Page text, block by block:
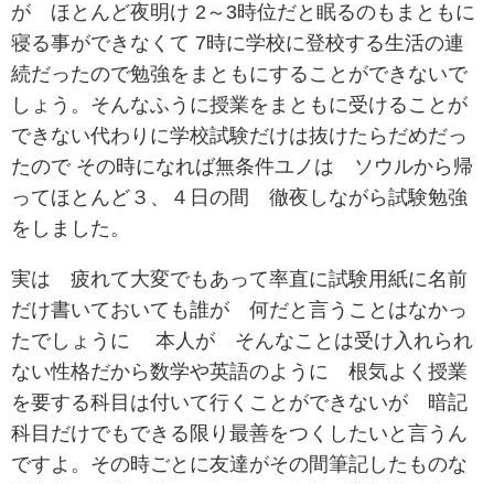
が ほとんど夜明け 2～3時位だと眠るのもまともに
寝る事ができなくて 7時に学校に登校する生活の連
続だったので勉強をまともにすることができないで
しょう。そんなふうに授業をまともに受けることが
できない代わりに学校試験だけは抜けたらだめだっ
たので その時になれば無条件ユノは ソウルから帰
ってほとんど３、４日の間 徹夜しながら試験勉強
をしました。
実は 疲れて大変でもあって率直に試験用紙に名前
だけ書いておいても誰が 何だと言うことはなかっ
たでしょうに 本人が そんなことは受け入れられ
ない性格だから数学や英語のように 根気よく授業
を要する科目は付いて行くことができないが 暗記
科目だけでもできる限り最善をつくしたいと言うん
ですよ。その時ごとに友達がその間筆記したものな